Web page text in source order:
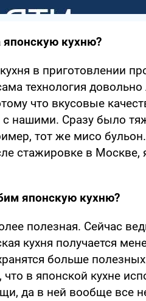
кухню?
в приготовлении
технология довольно
что вкусовые
с нашими. Сразу было
тот же мисо
стажировке в Москве,
японскую кухню?
полезная. Сейчас
кухня получается
больше
в японской кухне
да в ней вообще все